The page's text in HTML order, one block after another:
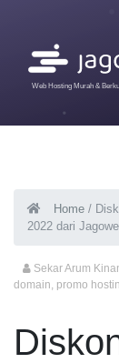
Web Hosting Murah &
Home /
2022 dari
Sekar Arum
domain, promo